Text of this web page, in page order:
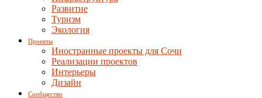
Развитие
Туризм
Экология
Проекты
Иностранные проекты для Сочи
Реализации проектов
Интерьеры
Дизайн
Сообщество